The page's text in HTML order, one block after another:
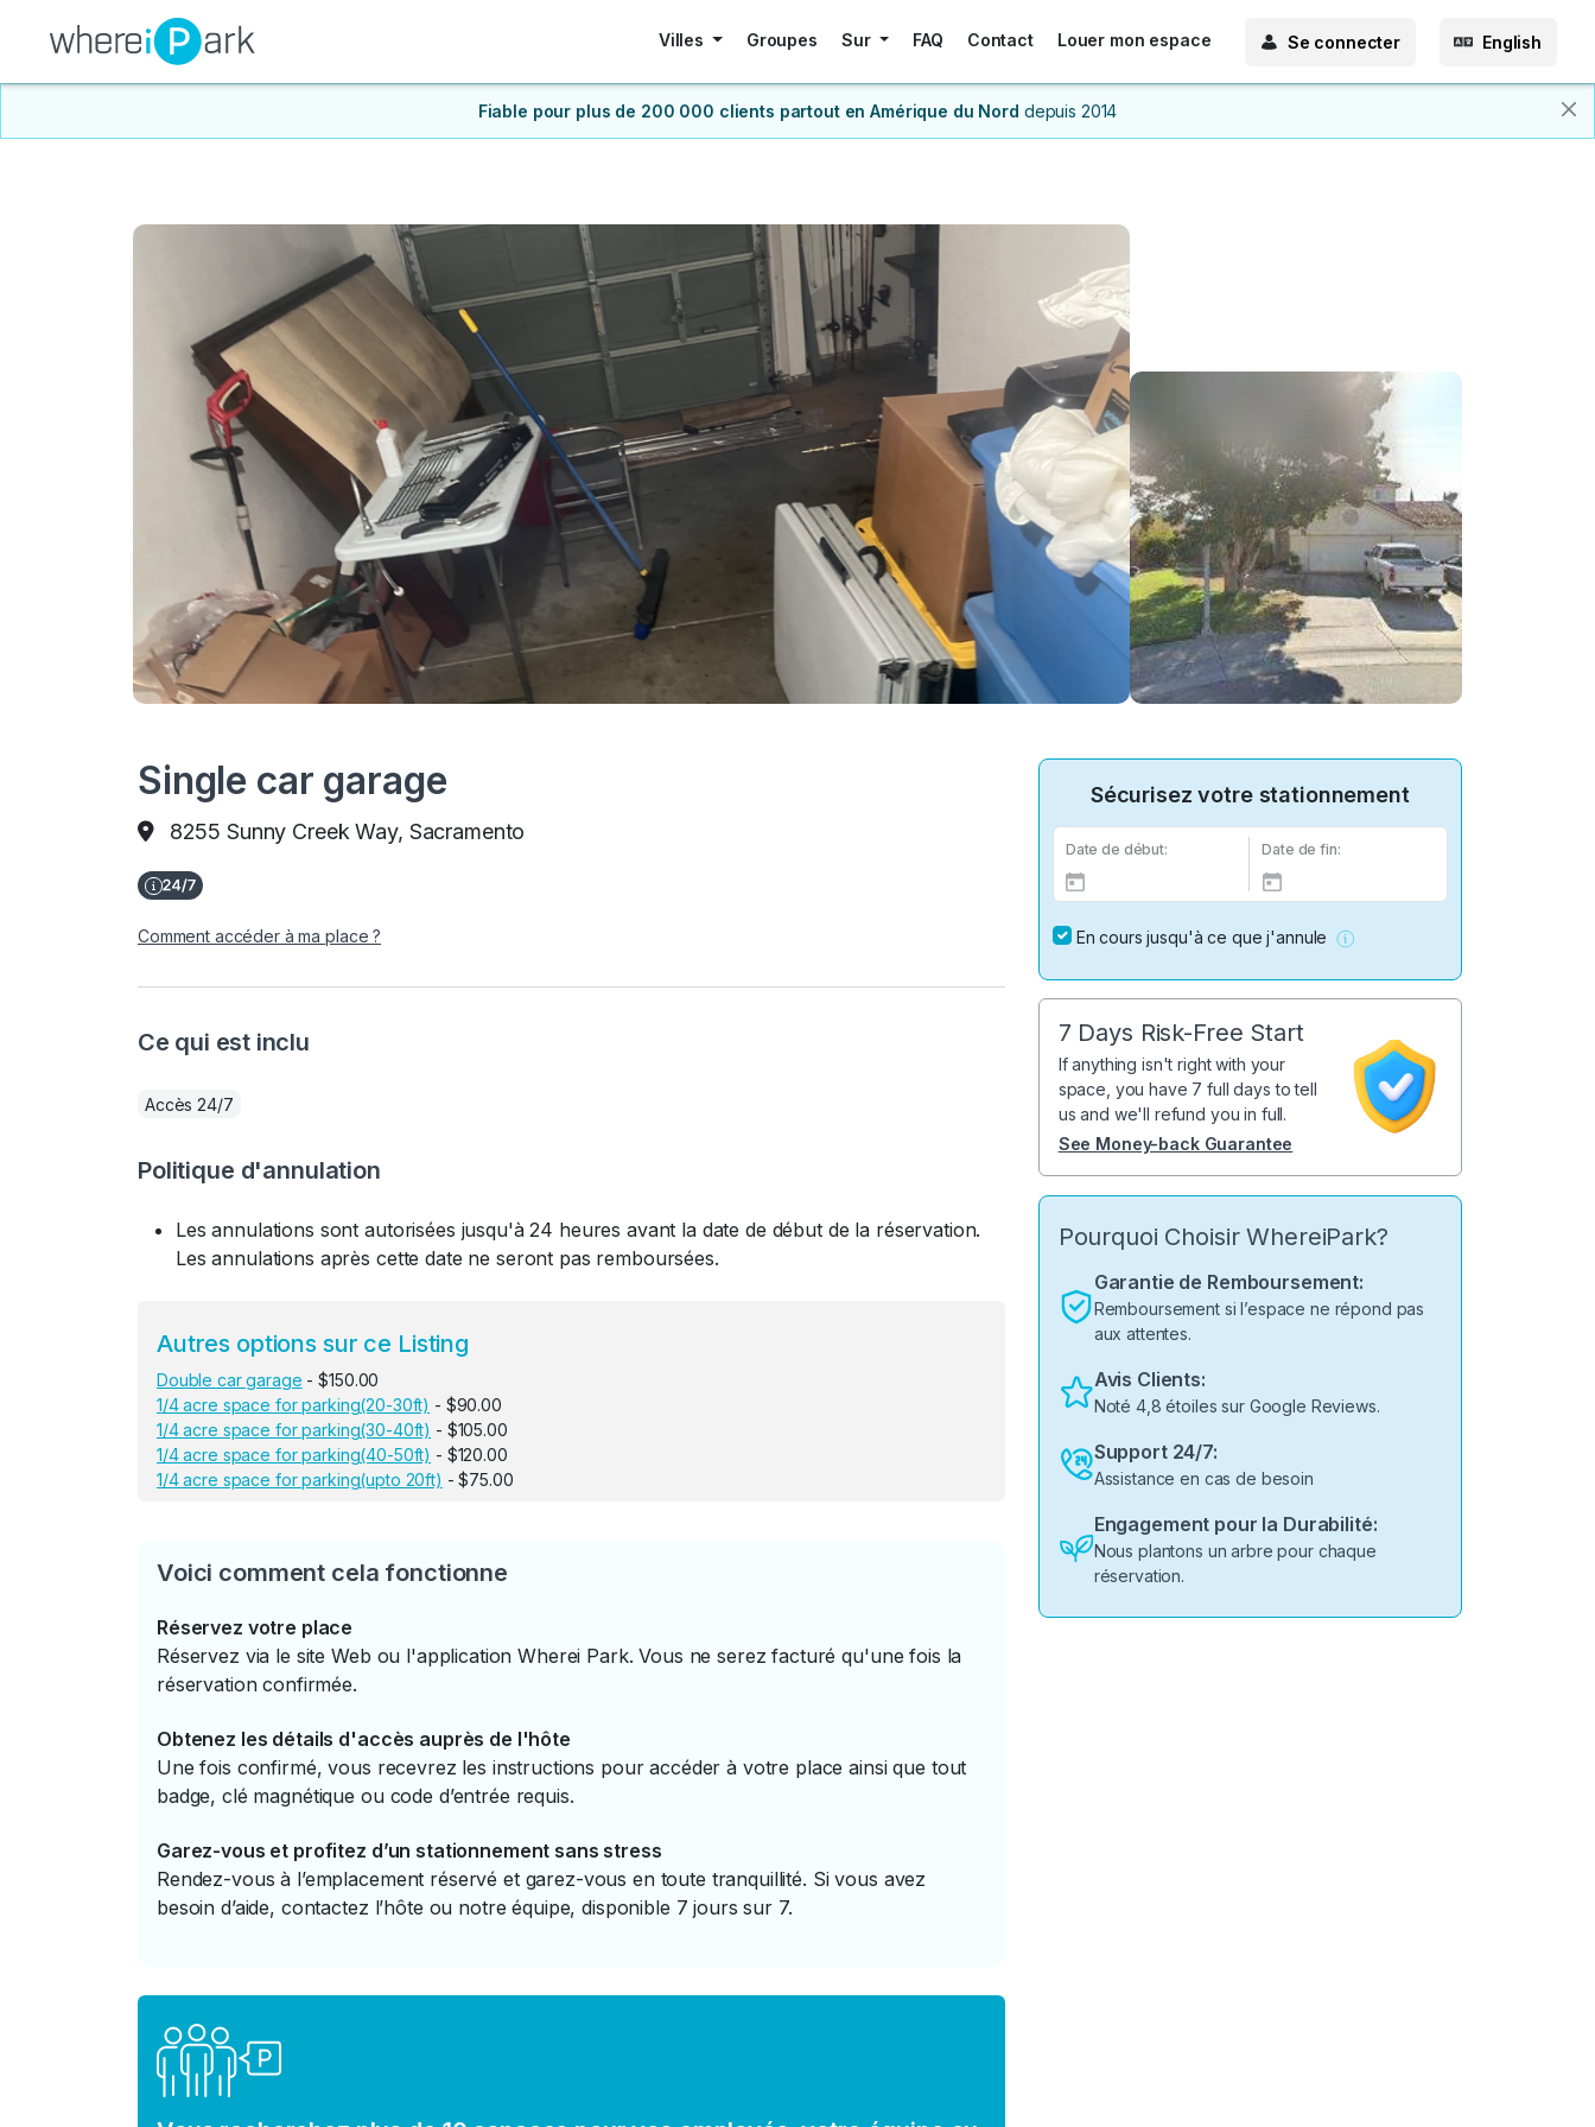
Villes Groupes Sur FAQ Contact Louer mon espace Se connecter English
Fiable pour plus de 200 000 clients partout en Amérique du Nord depuis 2014
Single car garage
8255 Sunny Creek Way, Sacramento
Comment accéder à ma place ?
Ce qui est inclu
Accès 24/7
Politique d'annulation
Les annulations sont autorisées jusqu'à 24 heures avant la date de début de la réservation.
Les annulations après cette date ne seront pas remboursées.
Autres options sur ce Listing
Double car garage - $150.00
1/4 acre space for parking(20-30ft) - $90.00
1/4 acre space for parking(30-40ft) - $105.00
1/4 acre space for parking(40-50ft) - $120.00
1/4 acre space for parking(upto 20ft) - $75.00
Voici comment cela fonctionne
Réservez votre place
Réservez via le site Web ou l'application Wherei Park. Vous ne serez facturé qu'une fois la
réservation confirmée.
Obtenez les détails d'accès auprès de l'hôte
Une fois confirmé, vous recevrez les instructions pour accéder à votre place ainsi que tout
badge, clé magnétique ou code d’entrée requis.
Garez-vous et profitez d’un stationnement sans stress
Rendez-vous à l’emplacement réservé et garez-vous en toute tranquillité. Si vous avez
besoin d’aide, contactez l’hôte ou notre équipe, disponible 7 jours sur 7.
Sécurisez votre stationnement
Date de début: Date de fin:
En cours jusqu'à ce que j'annule
7 Days Risk-Free Start
If anything isn't right with your
space, you have 7 full days to tell
us and we'll refund you in full.
See Money-back Guarantee
Pourquoi Choisir WhereiPark?
Garantie de Remboursement:
Remboursement si l’espace ne répond pas
aux attentes.
Avis Clients:
Noté 4,8 étoiles sur Google Reviews.
Support 24/7:
Assistance en cas de besoin
Engagement pour la Durabilité:
Nous plantons un arbre pour chaque
réservation.